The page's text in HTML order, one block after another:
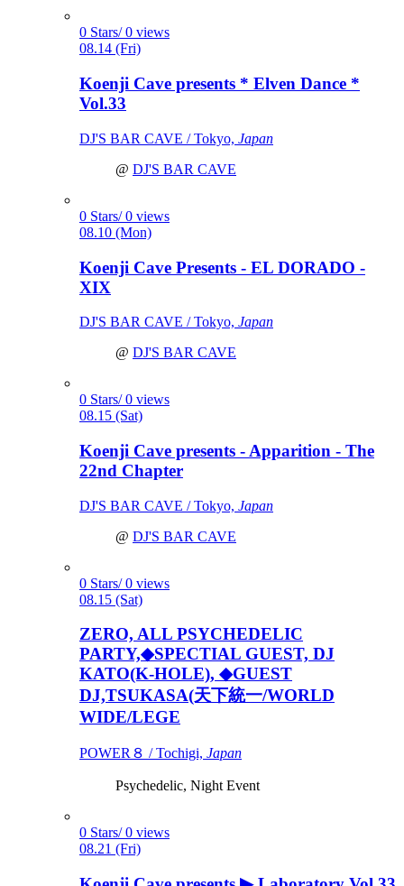
0 Stars/ 0 views
08.14 (Fri)
Koenji Cave presents * Elven Dance *
Vol.33
DJ'S BAR CAVE / Tokyo, Japan
@ DJ'S BAR CAVE
0 Stars/ 0 views
08.10 (Mon)
Koenji Cave Presents - EL DORADO -
XIX
DJ'S BAR CAVE / Tokyo, Japan
@ DJ'S BAR CAVE
0 Stars/ 0 views
08.15 (Sat)
Koenji Cave presents - Apparition - The
22nd Chapter
DJ'S BAR CAVE / Tokyo, Japan
@ DJ'S BAR CAVE
0 Stars/ 0 views
08.15 (Sat)
ZERO, ALL PSYCHEDELIC
PARTY,◆SPECTIAL GUEST, DJ
KATO(K-HOLE), ◆GUEST
DJ,TSUKASA(天下統一/WORLD
WIDE/LEGE
POWER８ / Tochigi, Japan
Psychedelic, Night Event
0 Stars/ 0 views
08.21 (Fri)